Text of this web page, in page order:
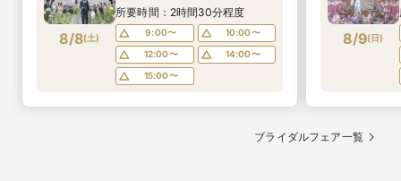
8/8(土)
大160万円優待付きフェア
所要時間：2時間30分程度
9:00〜
10:00〜
12:00〜
14:00〜
15:00〜
8/9(日)
ブライダルフェア一覧